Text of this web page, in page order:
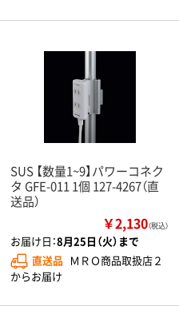
SUS 【数量1~9】パワーコネク
タ GFE-011 1個 127-4267（直
送品）
￥2,130（税込）
お届け日：8月25日（火）まで
直送品 ＭＲＯ商品取扱店２
からお届け